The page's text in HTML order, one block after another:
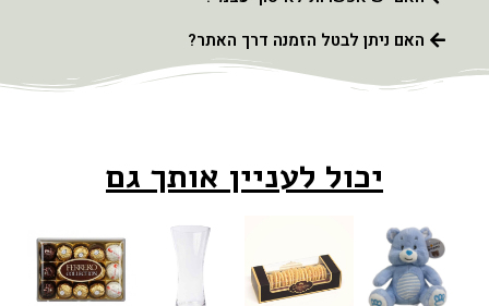
האם ניתן לבטל הזמנה דרך האתר?
יכול לעניין אותך גם